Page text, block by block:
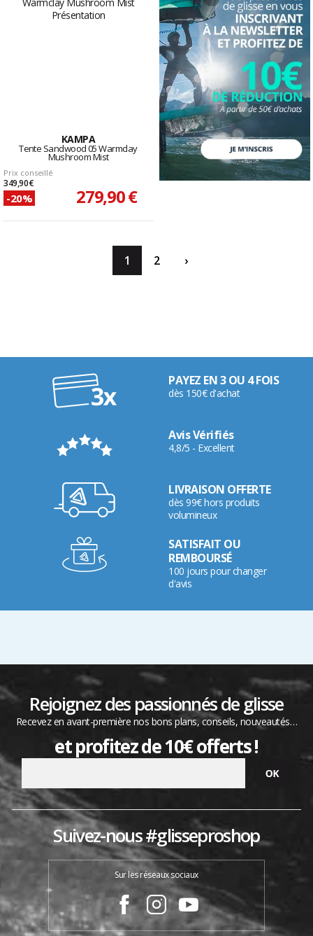
KAMPA
Tente Sandwood 05 Warmclay
Mushroom Mist
Prix conseillé
349,90 €
-20% 279,90 €
1 2 ›
PAYEZ EN 3 OU 4 FOIS
dès 150€ d'achat
Avis Vérifiés
4,8/5 - Excellent
LIVRAISON OFFERTE
dès 99€ hors produits
volumineux
SATISFAIT OU
REMBOURSÉ
100 jours pour changer
d'avis
Rejoignez des passionnés de glisse
Recevez en avant-première nos bons plans, conseils, nouveautés…
et profitez de 10€ offerts !
Suivez-nous #glisseproshop
Sur les réseaux sociaux